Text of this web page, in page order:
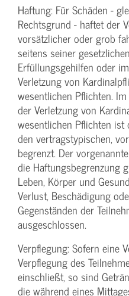
Haftung: Für Schäden -
Rechtsgrund - haftet der
vorsätzlicher oder grob
seitens seiner
Erfüllungsgehilfen oder
Verletzung von
wesentlichen Pflichten.
der Verletzung von
wesentlichen Pflichten
den vertragstypischen,
begrenzt. Der
die Haftungs­begrenzung
Leben, Körper und
Verlust, Beschädigung
Gegenständen der
ausgeschlossen.
Verpflegung: Sofern eine
Verpflegung des
einschließt, so sind
die während eines